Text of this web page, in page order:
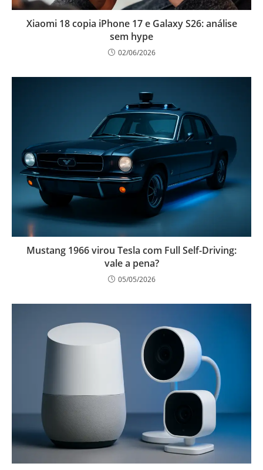
Xiaomi 18 copia iPhone 17 e Galaxy S26: análise
sem hype
02/06/2026
Mustang 1966 virou Tesla com Full Self-Driving:
vale a pena?
05/05/2026